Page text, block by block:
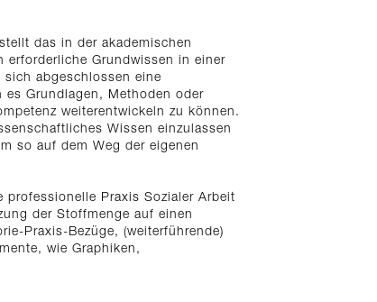
das in der akademischen
erforderliche Grundwissen in einer
abgeschlossen eine
Grundlagen, Methoden oder
weiterentwickeln zu können.
Wissen einzulassen
so auf dem Weg der eigenen
Praxis Sozialer Arbeit
der Stoffmenge auf einen
Praxis-Bezüge, (weiterführende)
wie Graphiken,